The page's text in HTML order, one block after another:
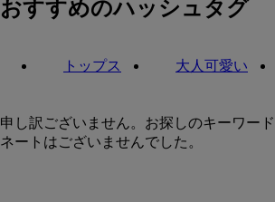
おすすめのハッシュタグ
トップス 大人可愛い
申し訳ございません。お探しのキーワー
ネートはございませんでした。